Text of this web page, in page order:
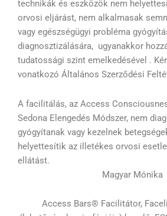
technikák és eszközök nem
orvosi eljárást, nem alkalmasak
vagy egészségügyi probléma
diagnosztizálására, ugyanakkor
tudatossági szint emelkedésével .
vonatkozó Általános Szerződési
A facilitálás, az Access
Sedona Elengedés Módszer, nem
gyógyítanak vagy kezelnek
helyettesítik az illetékes orvosi
ellátást.
Magyar Mónika
Access Bars® Facilitátor,